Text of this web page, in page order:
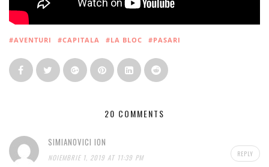
#AVENTURI #CAPITALA #LA BLOC #PASARI
20 COMMENTS
SIMIANOVICI ION
NOIEMBRIE 1, 2019 AT 11:39 PM REPLY